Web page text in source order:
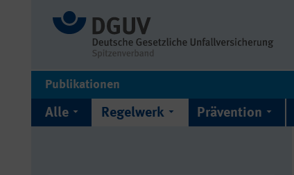
Publikationen
Alle Regelwerk Prävention